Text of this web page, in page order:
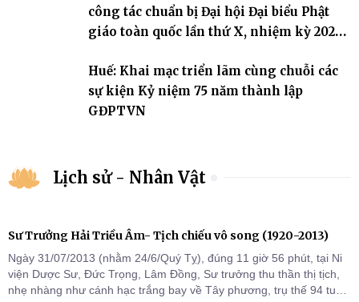
công tác chuẩn bị Đại hội Đại biểu Phật
giáo toàn quốc lần thứ X, nhiệm kỳ 2026-
Huế: Khai mạc triển lãm cùng chuỗi các
sự kiện Kỷ niệm 75 năm thành lập
GĐPTVN
Lịch sử - Nhân Vật
Sư Trưởng Hải Triều Âm- Tịch chiếu vô song (1920-2013)
Ngày 31/07/2013 (nhằm 24/6/Quý Tỵ), đúng 11 giờ 56 phút, tại Ni
viện Dược Sư, Đức Trọng, Lâm Đồng, Sư trưởng thu thần thị tịch,
nhẹ nhàng như cánh hạc trắng bay về Tây phương, trụ thế 94 tuổi